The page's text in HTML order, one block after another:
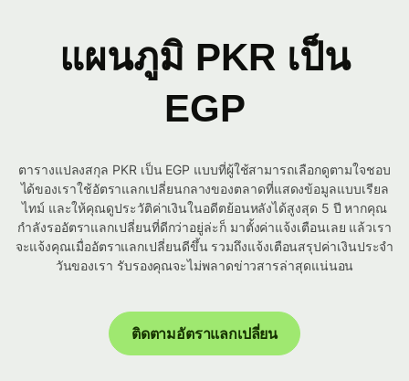
แผนภูมิ PKR เป็น
EGP
ตารางแปลงสกุล PKR เป็น EGP แบบที่ผู้ใช้สามารถเลือกดูตามใจชอบ
ได้ของเราใช้อัตราแลกเปลี่ยนกลางของตลาดที่แสดงข้อมูลแบบเรียล
ไทม์ และให้คุณดูประวัติค่าเงินในอดีตย้อนหลังได้สูงสุด 5 ปี หากคุณ
กำลังรออัตราแลกเปลี่ยนที่ดีกว่าอยู่ล่ะก็ มาตั้งค่าแจ้งเตือนเลย แล้วเรา
จะแจ้งคุณเมื่ออัตราแลกเปลี่ยนดีขึ้น รวมถึงแจ้งเตือนสรุปค่าเงินประจำ
วันของเรา รับรองคุณจะไม่พลาดข่าวสารล่าสุดแน่นอน
ติดตามอัตราแลกเปลี่ยน